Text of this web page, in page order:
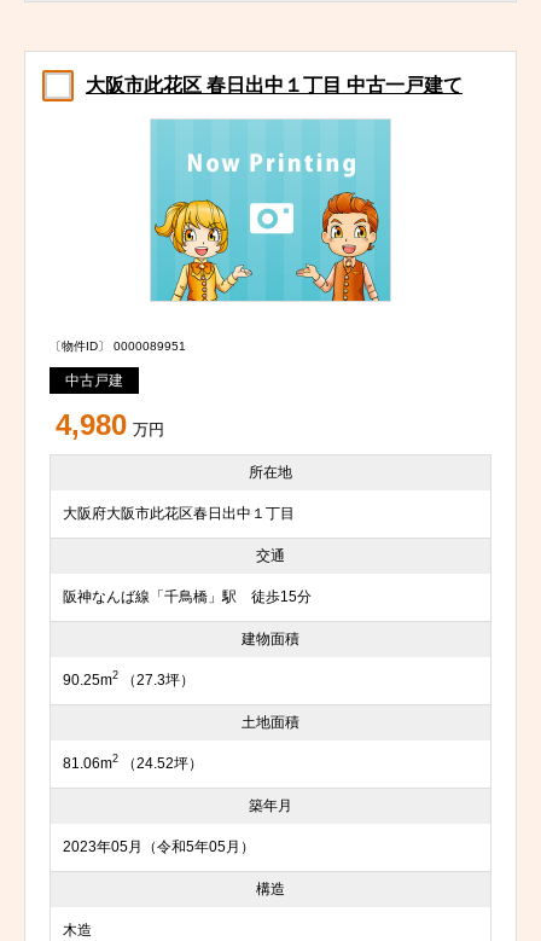
大阪市此花区 春日出中１丁目 中古一戸建て
〔物件ID〕 0000089951
中古戸建
4,980 万円
所在地
大阪府大阪市此花区春日出中１丁目
交通
阪神なんば線「千鳥橋」駅 徒歩15分
建物面積
90.25m2 （27.3坪）
土地面積
81.06m2 （24.52坪）
築年月
2023年05月（令和5年05月）
構造
木造